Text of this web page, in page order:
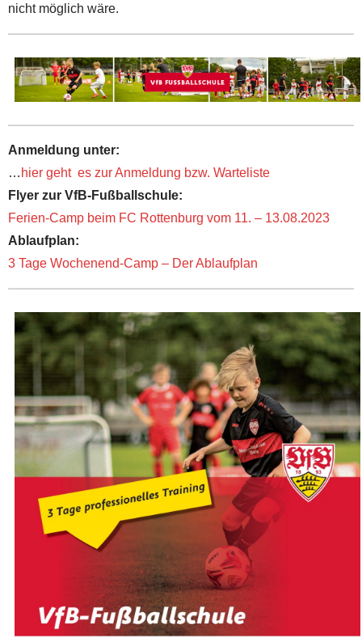
nicht möglich wäre.
Anmeldung unter:
… hier geht es zur Anmeldung bzw. Warteliste
Flyer zur VfB-Fußballschule:
Ferien-Camp beim FC Rottenburg vom 11. – 13.08.2023
Ablaufplan:
3 Tage Wochenend-Camp – Der Ablaufplan